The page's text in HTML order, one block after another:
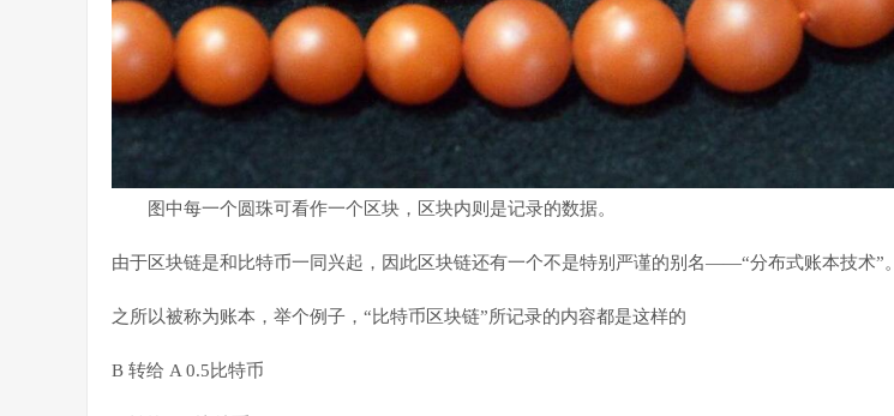
图中每一个圆珠可看作一个区块，区块内则是记录的数据。
由于区块链是和比特币一同兴起，因此区块链还有一个不是特别严谨的别名——“分布式账本技术”。
之所以被称为账本，举个例子，“比特币区块链”所记录的内容都是这样的
B 转给 A 0.5比特币